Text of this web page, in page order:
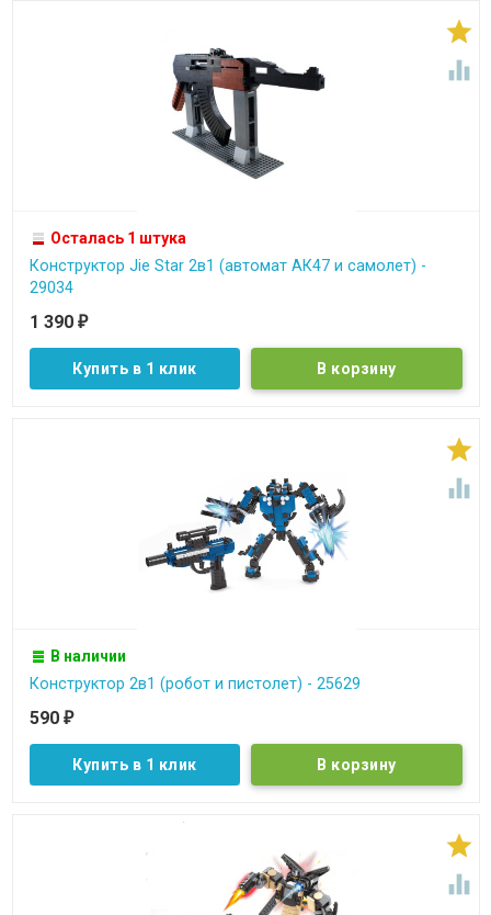


Осталась 1 штука
Конструктор Jie Star 2в1 (автомат АК47 и самолет) -
29034
1 390 ₽
Купить в 1 клик


В наличии
Конструктор 2в1 (робот и пистолет) - 25629
590 ₽
Купить в 1 клик

